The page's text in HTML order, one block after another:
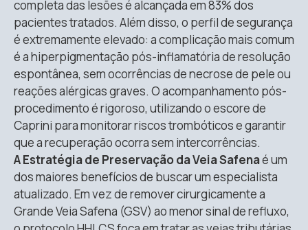
completa das lesões é alcançada em 83% dos
pacientes tratados. Além disso, o perfil de segurança
é extremamente elevado: a complicação mais comum
é a hiperpigmentação pós-inflamatória de resolução
espontânea, sem ocorrências de necrose de pele ou
reações alérgicas graves. O acompanhamento pós-
procedimento é rigoroso, utilizando o escore de
Caprini para monitorar riscos trombóticos e garantir
que a recuperação ocorra sem intercorrências.
A Estratégia de Preservação da Veia Safenaé um
dos maiores benefícios de buscar um especialista
atualizado. Em vez de remover cirurgicamente a
Grande Veia Safena (GSV) ao menor sinal de refluxo,